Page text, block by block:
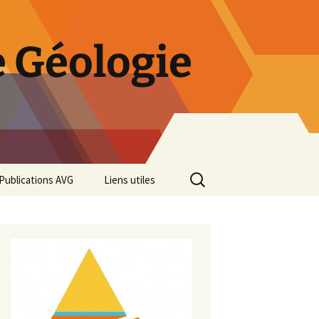
Publications AVG
Diaporama Exposition
minéralogique AVG 2016
Liens utiles
Rechercher :